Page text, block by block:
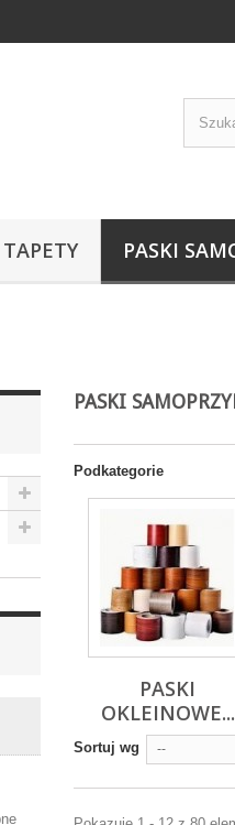
TAPETY PASKI
PASKI
Podkategorie
PASKI
OKLEINOWE...
Sortuj wg --